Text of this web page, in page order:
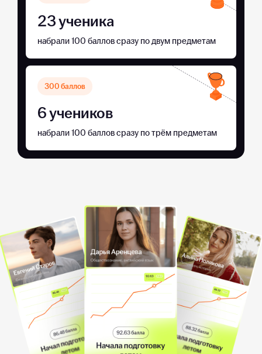
300 баллов
23 ученика
6 учеников
набрали 100 баллов сразу по двум предметам
набрали 100 баллов сразу по трём предметам